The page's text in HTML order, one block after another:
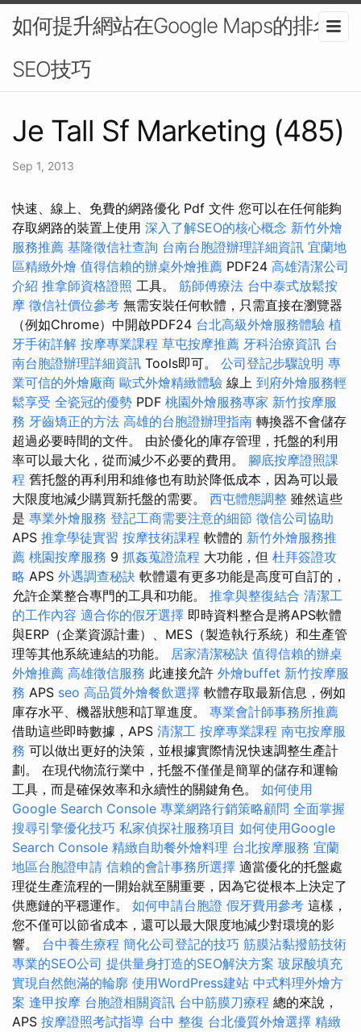
如何提升網站在Google Maps的排名-
SEO技巧
Je Tall Sf Marketing (485)
Sep 1, 2013
快速、線上、免費的網路優化 Pdf 文件 您可以在任何能夠
存取網路的裝置上使用 深入了解SEO的核心概念 新竹外燴
服務推薦 基隆徵信社查詢 台南台胞證辦理詳細資訊 宜蘭地
區精緻外燴 值得信賴的辦桌外燴推薦 PDF24 高雄清潔公司
介紹 推拿師資格證照 工具。 筋師傅療法 台中泰式放鬆按
摩 徵信社價位參考 無需安裝任何軟體，只需直接在瀏覽器
（例如​​Chrome）中開啟PDF24 台北高級外燴服務體驗 植
牙手術詳解 按摩專業課程 草屯按摩推薦 牙科治療資訊 台
南台胞證辦理詳細資訊 Tools即可。 公司登記步驟說明 專
業可信的外燴廠商 歐式外燴精緻體驗 線上 到府外燴服務輕
鬆享受 全瓷冠的優勢 PDF 桃園外燴服務專家 新竹按摩服
務 牙齒矯正的方法 高雄的台胞證辦理指南 轉換器不會儲存
超過必要時間的文件。 由於優化的庫存管理，托盤的利用
率可以最大化，從而減少不必要的費用。 腳底按摩證照課
程 舊托盤的再利用和維修也有助於降低成本，因為可以最
大限度地減少購買新托盤的需要。 西屯體態調整 雖然這些
是 專業外燴服務 登記工商需要注意的細節 徵信公司協助
APS 推拿學徒實習 按摩技術課程 軟體的 新竹外燴服務推
薦 桃園按摩服務 9 抓姦蒐證流程 大功能，但 杜拜簽證攻
略 APS 外遇調查秘訣 軟體還有更多功能是高度可自訂的，
允許企業整合專門的工具和功能。 推拿與整復結合 清潔工
的工作內容 適合你的假牙選擇 即時資料整合是將APS軟體
與ERP（企業資源計畫）、MES（製造執行系統）和生產管
理等其他系統連結的功能。 居家清潔秘訣 值得信賴的辦桌
外燴推薦 高雄徵信服務 此連接允許 外燴buffet 新竹按摩服
務 APS seo 高品質外燴餐飲選擇 軟體存取最新信息，例如
庫存水平、機器狀態和訂單進度。 專業會計師事務所推薦
借助這些即時數據，APS 清潔工 按摩專業課程 南屯按摩服
務 可以做出更好的決策，並根據實際情況快速調整生產計
劃。 在現代物流行業中，托盤不僅僅是簡單的儲存和運輸
工具，而是確保效率和永續性的關鍵角色。 如何使用
Google Search Console 專業網路行銷策略顧問 全面掌握
搜尋引擎優化技巧 私家偵探社服務項目 如何使用Google
Search Console 精緻自助餐外燴料理 台北按摩服務 宜蘭
地區台胞證申請 信賴的會計事務所選擇 適當優化的托盤處
理從生產流程的一開始就至關重要，因為它從根本上決定了
供應鏈的平穩運作。 如何申請台胞證 假牙費用參考 這樣，
您不僅可以節省成本，還可以最大限度地減少對環境的影
響。 台中養生療程 簡化公司登記的技巧 筋膜沾黏撥筋技術
專業的SEO公司 提供量身打造的SEO解決方案 玻尿酸填充
實現自然飽滿的輪廓 使用WordPress建站 中式料理外燴方
案 逢甲按摩 台胞證相關資訊 台中筋膜刀療程 總的來說，
APS 按摩證照考試指導 台中 整復 台北優質外燴選擇 精緻